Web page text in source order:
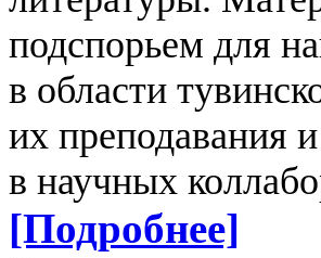
подспорьем для
в области
их преподавания
в научных
[Подробнее]